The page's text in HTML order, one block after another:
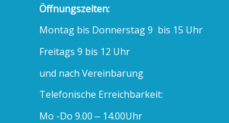
Öffnungszeiten:
Montag bis Donnerstag 9 bis 15 Uhr
Freitags 9 bis 12 Uhr
und nach Vereinbarung
Telefonische Erreichbarkeit:
Mo -Do 9.00 – 14.00Uhr